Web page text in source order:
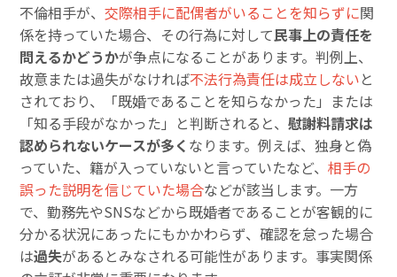
不倫相手が、交際相手に配偶者がいることを知らずに関
係を持っていた場合、その行為に対して民事上の責任を
問えるかどうかが争点になることがあります。判例上、
故意または過失がなければ不法行為責任は成立しないと
されており、「既婚であることを知らなかった」または
「知る手段がなかった」と判断されると、慰謝料請求は
認められないケースが多く なります。例えば、独身と偽
っていた、籍が入っていないと言っていたなど、相手の
誤った説明を信じていた場合などが該当します。一方
で、勤務先やSNSなどから既婚者であることが客観的に
分かる状況にあったにもかかわらず、確認を怠った場合
は過失があるとみなされる可能性があります。事実関係